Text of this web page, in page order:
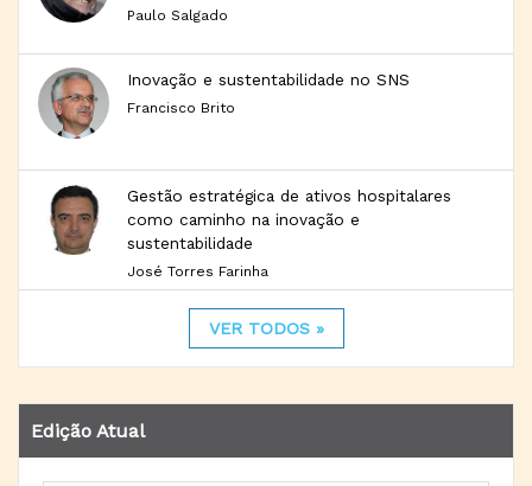
Paulo Salgado
Inovação e sustentabilidade no SNS
Francisco Brito
Gestão estratégica de ativos hospitalares
como caminho na inovação e
sustentabilidade
José Torres Farinha
VER TODOS »
Edição Atual